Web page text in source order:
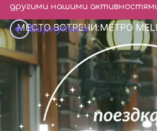
другими нашими
Вернуться